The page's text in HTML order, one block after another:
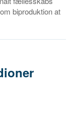
biproduktion at